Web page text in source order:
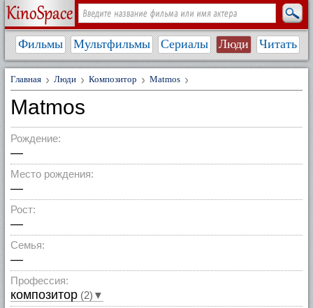
Фильмы Мультфильмы Сериалы Люди Читать
Главная Люди Композитор Matmos
Matmos
Рождение:
—
Место рождения:
—
Рост:
—
Семья:
—
Профессия:
композитор (2)▼